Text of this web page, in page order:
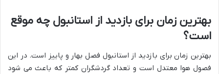
بهترین زمان برای بازدید از استانبول چه موقع
است؟
بهترین زمان برای بازدید از استانبول فصل بهار و پاییز است. در این
فصول هوا معتدل است و تعداد گردشگران کمتر که باعث می شود